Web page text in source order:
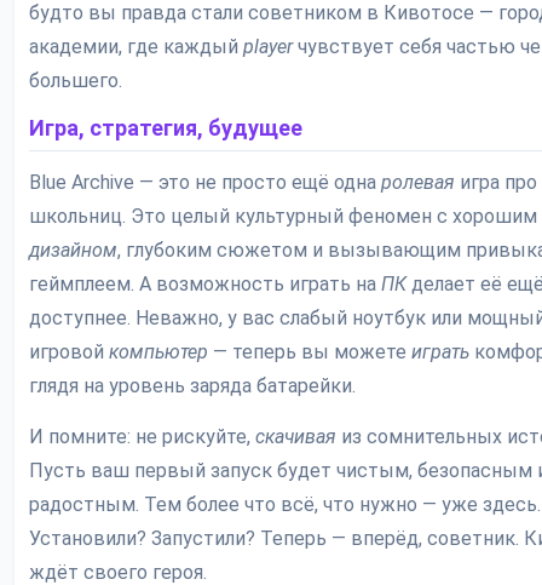
будто вы правда стали советником в Кивотосе —
академии, где каждый playerчувствует себя частью
большего.
Игра, стратегия, будущее
Blue Archive — это не просто ещё одна ролевая игра про
школьниц. Это целый культурный феномен с хорошим
дизайном, глубоким сюжетом и вызывающим
геймплеем. А возможность играть на ПКделает её
доступнее. Неважно, у вас слабый ноутбук или
игровой компьютер — теперь вы можете играть
глядя на уровень заряда батарейки.
И помните: не рискуйте, скачивая из сомнительных
Пусть ваш первый запуск будет чистым, безопасным
радостным. Тем более что всё, что нужно — уже здесь.
Установили? Запустили? Теперь — вперёд, советник.
ждёт своего героя.